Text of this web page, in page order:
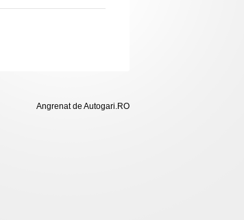
Angrenat de Autogari.RO